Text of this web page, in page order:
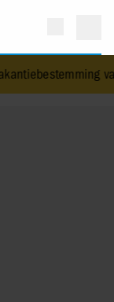
van… Nicolette